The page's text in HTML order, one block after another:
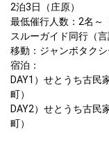
2泊3日（庄原）
最低催行人数：2名～
スルーガイド同行（言
移動：ジャンボタクシ
宿泊：
DAY1）せとうち古民
町）
DAY2）せとうち古民
町）